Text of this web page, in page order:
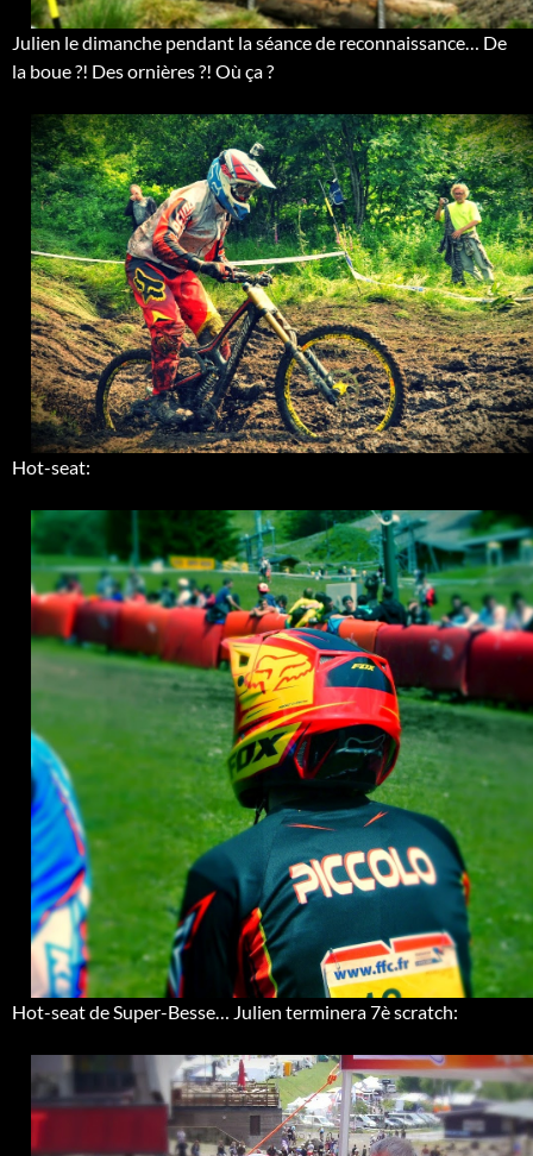
Julien le dimanche pendant la séance de reconnaissance… De
la boue ?! Des ornières ?! Où ça ?
Hot-seat:
Hot-seat de Super-Besse… Julien terminera 7è scratch: